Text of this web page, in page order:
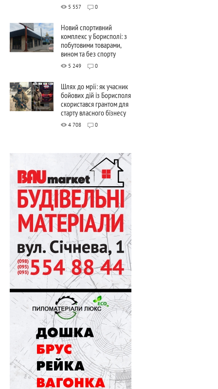
5 557 0
Новий спортивний
комплекс у Борисполі: з
побутовими товарами,
вином та без спорту
5 249 0
Шлях до мрії: як учасник
бойових дій із Борисполя
скористався грантом для
старту власного бізнесу
4 708 0